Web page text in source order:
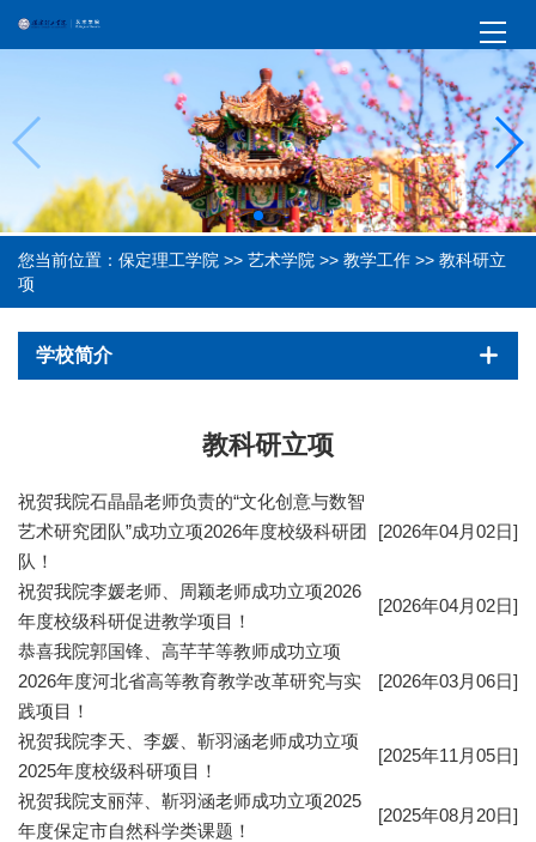
您当前位置： 保定理工学院 >> 艺术学院 >> 教学工作 >> 教科研立
项
学校简介
教科研立项
祝贺我院石晶晶老师负责的“文化创意与数智
艺术研究团队”成功立项2026年度校级科研团
队！
[2026年04月02日]
祝贺我院李媛老师、周颖老师成功立项2026
年度校级科研促进教学项目！
[2026年04月02日]
恭喜我院郭国锋、高芊芊等教师成功立项
2026年度河北省高等教育教学改革研究与实
践项目！
[2026年03月06日]
祝贺我院李天、李媛、靳羽涵老师成功立项
2025年度校级科研项目！
[2025年11月05日]
祝贺我院支丽萍、靳羽涵老师成功立项2025
年度保定市自然科学类课题！
[2025年08月20日]